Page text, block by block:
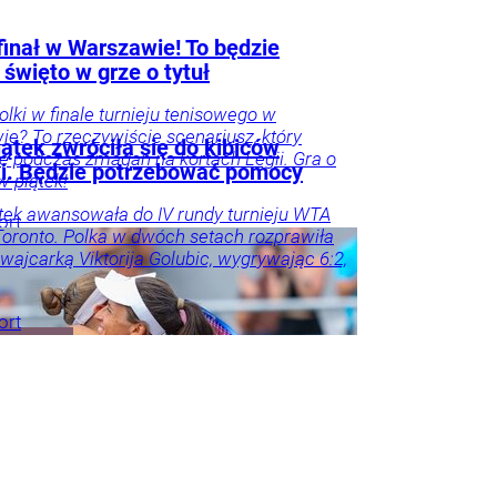
w Warszawie! To będzie
w grze o tytuł
w finale turnieju tenisowego w
To rzeczywiście scenariusz, który
podczas zmagań na kortach Legii. Gra o
piątek!
zwróciła się do kibiców
Będzie potrzebować pomocy
awansowała do IV rundy turnieju WTA
Polka w dwóch setach rozprawiła
Viktorija Golubic, wygrywając 6:2,